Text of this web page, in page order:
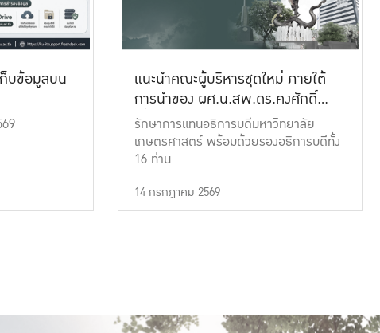
บข้อมูลบน
แนะนำคณะผู้บริหารชุดใหม่ ภายใต้
การนำของ ผศ.น.สพ.ดร.คงศักดิ์
เที่ยงธรรม
รักษาการแทนอธิการบดีมหาวิทยาลัย
เกษตรศาสตร์ พร้อมด้วยรองอธิการบดีทั้ง
16 ท่าน
14 กรกฎาคม 2569